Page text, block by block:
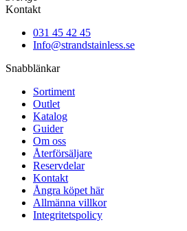
Kontakt
031 45 42 45
Info@strandstainless.se
Snabblänkar
Sortiment
Outlet
Katalog
Guider
Om oss
Återförsäljare
Reservdelar
Kontakt
Ångra köpet här
Allmänna villkor
Integritetspolicy